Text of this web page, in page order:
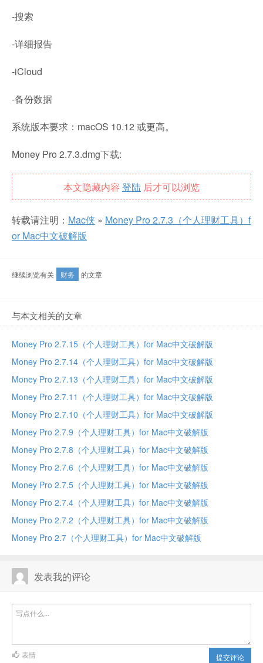
-搜索
-详细报告
-iCloud
-备份数据
系统版本要求：macOS 10.12 或更高。
Money Pro 2.7.3.dmg下载:
本文隐藏内容 登陆 后才可以浏览
转载请注明： Mac侠 » Money Pro 2.7.3（个人理财工具）f
or Mac中文破解版
继续浏览有关 财务 的文章
与本文相关的文章
Money Pro 2.7.15（个人理财工具）for Mac中文破解版
Money Pro 2.7.14（个人理财工具）for Mac中文破解版
Money Pro 2.7.13（个人理财工具）for Mac中文破解版
Money Pro 2.7.11（个人理财工具）for Mac中文破解版
Money Pro 2.7.10（个人理财工具）for Mac中文破解版
Money Pro 2.7.9（个人理财工具）for Mac中文破解版
Money Pro 2.7.8（个人理财工具）for Mac中文破解版
Money Pro 2.7.6（个人理财工具）for Mac中文破解版
Money Pro 2.7.5（个人理财工具）for Mac中文破解版
Money Pro 2.7.4（个人理财工具）for Mac中文破解版
Money Pro 2.7.2（个人理财工具）for Mac中文破解版
Money Pro 2.7（个人理财工具）for Mac中文破解版
发表我的评论
提交评论
表情